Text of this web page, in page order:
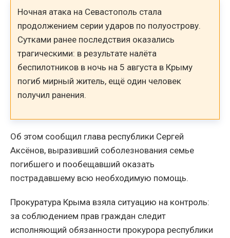
Ночная атака на Севастополь стала
продолжением серии ударов по полуострову.
Сутками ранее последствия оказались
трагическими: в результате налёта
беспилотников в ночь на 5 августа в Крыму
погиб мирный житель, ещё один человек
получил ранения.
Об этом сообщил глава республики Сергей
Аксёнов, выразивший соболезнования семье
погибшего и пообещавший оказать
пострадавшему всю необходимую помощь.
Прокуратура Крыма взяла ситуацию на контроль:
за соблюдением прав граждан следит
исполняющий обязанности прокурора республики